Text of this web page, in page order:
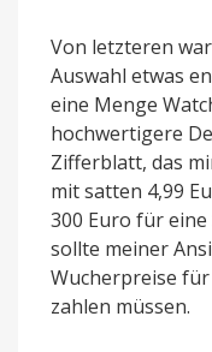
Von letzteren
Auswahl etwas
eine Menge
hochwertigere
Zifferblatt, das
mit satten 4,99
300 Euro für
sollte meiner
Wucherpreise
zahlen müssen.